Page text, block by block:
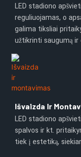
LED stadiono
reguliuojamas, o
galima tiksliai
užtikrinti saugumą
Išvaizda Ir
LED stadiono
spalvos ir kt.
tiek į estetiką,